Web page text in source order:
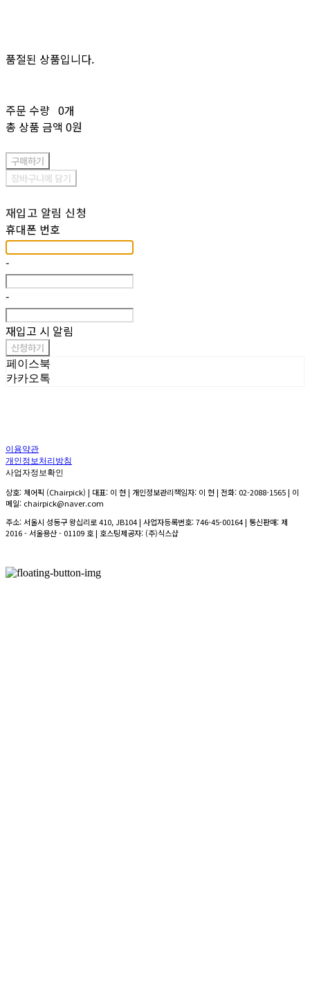
품절된 상품입니다.
주문 수량 0개
총 상품 금액 0원
구매하기
장바구니에 담기
재입고 알림 신청
휴대폰 번호
-
-
재입고 시 알림
신청하기
페이스북
카카오톡
이용약관
개인정보처리방침
사업자정보확인
상호: 체어픽 (Chairpick) | 대표: 이 현 | 개인정보관리책임자: 이 현 | 전화: 02-2088-1565 | 이
메일: chairpick@naver.com
주소: 서울시 성동구 왕십리로 410, JB104 | 사업자등록번호:746-45-00164| 통신판매:제
2016 - 서울용산 - 01109 호| 호스팅제공자: (주)식스샵